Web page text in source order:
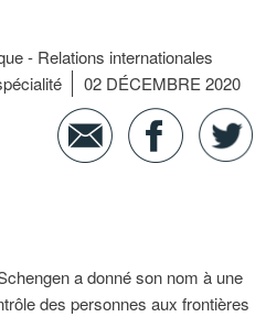
Relations internationales
02 DÉCEMBRE 2020
a donné son nom à une
des personnes aux frontières